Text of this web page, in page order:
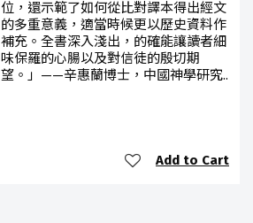
位，還示範了如何從比對譯本得出經文
的多重意義，適當時候更以歷史資料作
補充。全書深入淺出，的確能讓讀者細
味保羅的心腸以及對信徒的殷切期
望。」——辛惠蘭博士，中國神學研究..
Add to Cart